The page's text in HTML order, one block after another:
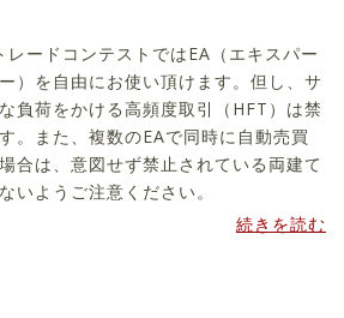
レードコンテストではEA（エキスパー
）を自由にお使い頂けます。但し、サ
負荷をかける高頻度取引（HFT）は禁
。また、複数のEAで同時に自動売買
合は、意図せず禁止されている両建て
いようご注意ください。
続きを読む